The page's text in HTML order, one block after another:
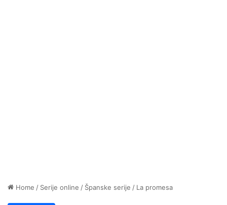
Home / Serije online / Španske serije / La promesa